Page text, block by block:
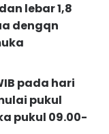
lebar 1,8
dengqn
pada hari
pukul
pukul 09.00-